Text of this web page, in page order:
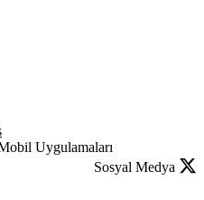
Uygulamaları
Sosyal Medya